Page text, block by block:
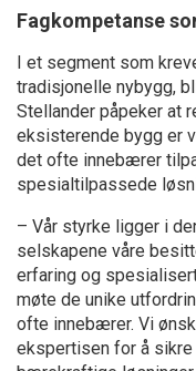
Fagkompetanse
I et segment som
tradisjonelle nybygg,
Stellander påpeker at
eksisterende bygg er
det ofte innebærer
spesialtilpassede
– Vår styrke ligger i
selskapene våre
erfaring og
møte de unike
ofte innebærer. Vi
ekspertisen for å